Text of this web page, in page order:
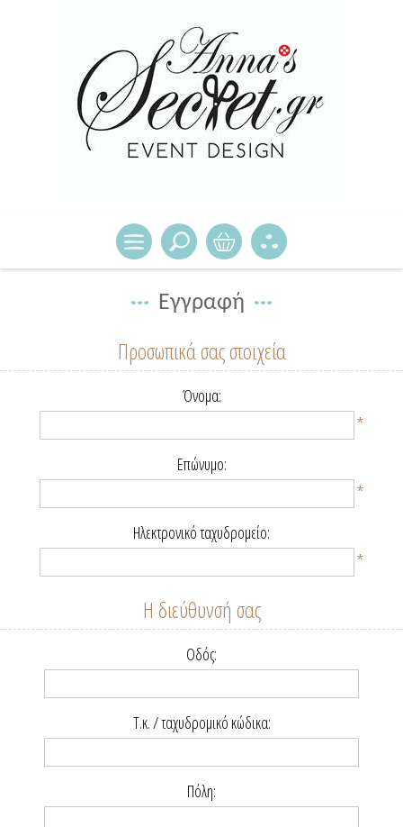
Εγγραφή
Προσωπικά σας στοιχεία
Όνομα:
*
Επώνυμο:
*
Ηλεκτρονικό ταχυδρομείο:
*
Η διεύθυνσή σας
Οδός:
Τ.κ. / ταχυδρομικό κώδικα:
Πόλη: